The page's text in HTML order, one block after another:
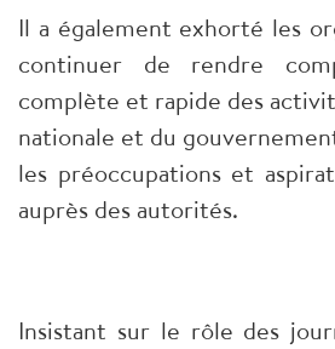
Il a également exhorté les
continuer de rendre
complète et rapide des
nationale et du
les préoccupations et
auprès des autorités.
Insistant sur le rôle des